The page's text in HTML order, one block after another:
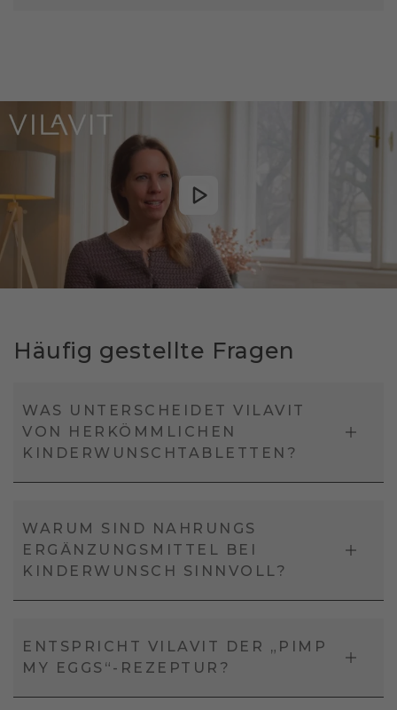
Häufig gestellte Fragen
WAS UNTERSCHEIDET VILAVIT
VON HERKÖMMLICHEN
KINDERWUNSCHTABLETTEN?
WARUM SIND NAHRUNGS
ERGÄNZUNGSMITTEL BEI
KINDERWUNSCH SINNVOLL?
ENTSPRICHT VILAVIT DER „PIMP
MY EGGS“-REZEPTUR?